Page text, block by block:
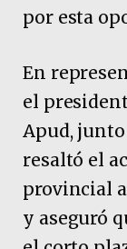
por esta
En
el
Apud, junto
resaltó el
provincial
y aseguró